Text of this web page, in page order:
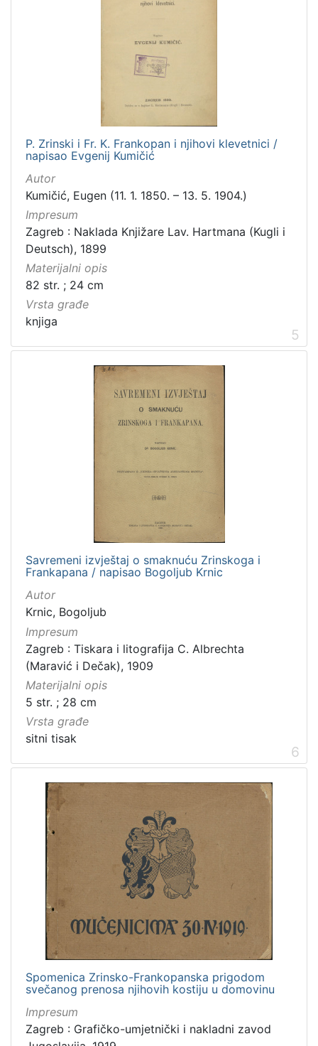
P. Zrinski i Fr. K. Frankopan i njihovi klevetnici /
napisao Evgenij Kumičić
Autor
Kumičić, Eugen (11. 1. 1850. – 13. 5. 1904.)
Impresum
Zagreb : Naklada Knjižare Lav. Hartmana (Kugli i
Deutsch), 1899
Materijalni opis
82 str. ; 24 cm
Vrsta građe
knjiga
5
Savremeni izvještaj o smaknuću Zrinskoga i
Frankapana / napisao Bogoljub Krnic
Autor
Krnic, Bogoljub
Impresum
Zagreb : Tiskara i litografija C. Albrechta
(Maravić i Dečak), 1909
Materijalni opis
5 str. ; 28 cm
Vrsta građe
sitni tisak
6
Spomenica Zrinsko-Frankopanska prigodom
svečanog prenosa njihovih kostiju u domovinu
Impresum
Zagreb : Grafičko-umjetnički i nakladni zavod